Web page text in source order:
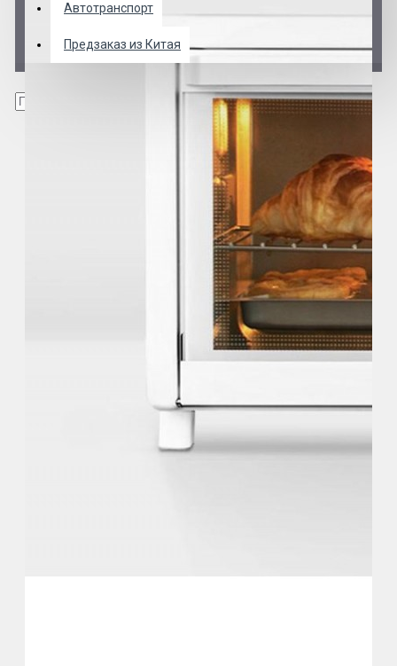
Автотранспорт
Предзаказ из Китая